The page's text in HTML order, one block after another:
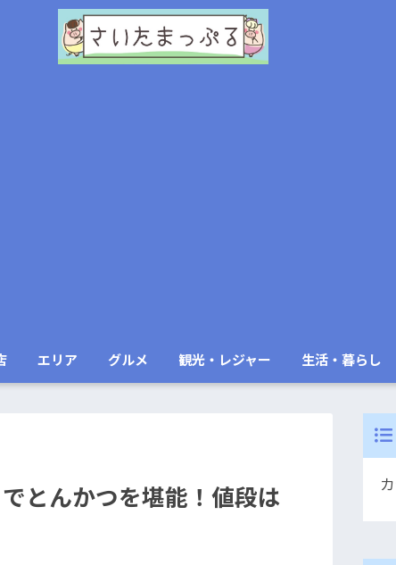
エリア グルメ 観光・レジャー 生活・暮らし
とんかつを堪能！値段は